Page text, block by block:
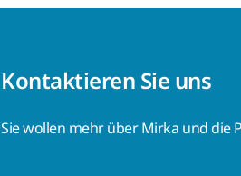
Kontaktieren Sie uns
Sie wollen mehr über Mirka und die